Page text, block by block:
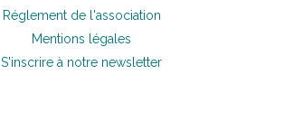
Réglement de l'association
Mentions légales
S'inscrire à notre newsletter